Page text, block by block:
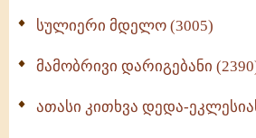
სულიერი მდელო (3005)
მამობრივი დარიგებანი
ათასი კითხვა დედა-